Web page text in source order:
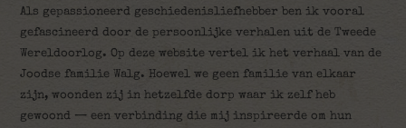
Als gepassioneerd geschiedenisliefhebber ben ik vooral
gefascineerd door de persoonlijke verhalen uit de Tweede
Wereldoorlog. Op deze website vertel ik het verhaal van de
Joodse familie Walg. Hoewel we geen familie van elkaar
zijn, woonden zij in hetzelfde dorp waar ik zelf heb
gewoond — een verbinding die mij inspireerde om hun